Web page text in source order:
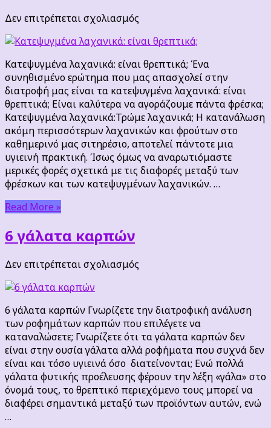
Δεν επιτρέπεται σχολιασμός
λαχανικά:
είναι
θρεπτικά;
Κατεψυγμένα λαχανικά: είναι θρεπτικά; Ένα
συνηθισμένο ερώτημα που μας απασχολεί στην
διατροφή μας είναι τα κατεψυγμένα λαχανικά: είναι
θρεπτικά; Είναι καλύτερα να αγοράζουμε πάντα φρέσκα;
Κατεψυγμένα λαχανικά:Τρώμε λαχανικά; Η κατανάλωση
ακόμη περισσότερων λαχανικών και φρούτων στο
καθημερινό μας σιτηρέσιο, αποτελεί πάντοτε μια
υγιεινή πρακτική. Ίσως όμως να αναρωτιόμαστε
μερικές φορές σχετικά με τις διαφορές μεταξύ των
φρέσκων και των κατεψυγμένων λαχανικών. …
Read More »
6 γάλατα καρπών
Δεν επιτρέπεται σχολιασμός
καρπών
6 γάλατα καρπών Γνωρίζετε την διατροφική ανάλυση
των ροφημάτων καρπών που επιλέγετε να
καταναλώσετε; Γνωρίζετε ότι τα γάλατα καρπών δεν
είναι στην ουσία γάλατα αλλά ροφήματα που συχνά δεν
είναι και τόσο υγιεινά όσο διατείνονται; Ενώ πολλά
γάλατα φυτικής προέλευσης φέρουν την λέξη «γάλα» στο
όνομά τους, το θρεπτικό περιεχόμενο τους μπορεί να
διαφέρει σημαντικά μεταξύ των προϊόντων αυτών, ενώ
…